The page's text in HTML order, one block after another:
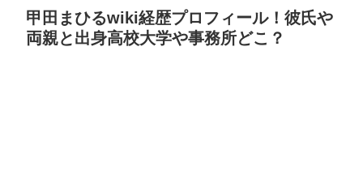
甲田まひるwiki経歴プロフィール！彼氏や
両親と出身高校大学や事務所どこ？